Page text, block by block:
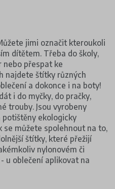
jimi označit kteroukoli
dítětem. Třeba do školy,
nebo přespat ke
najdete štítky různých
a dokonce i na boty!
i do myčky, do pračky,
trouby. Jsou vyrobeny
ekologicky
se můžete spolehnout na to,
štítky, které přežijí
nylonovém či
u oblečení aplikovat na